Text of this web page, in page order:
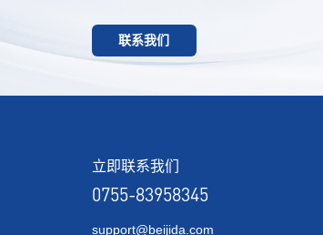
联系我们
立即联系我们
0755-83958345
support@beijida.com